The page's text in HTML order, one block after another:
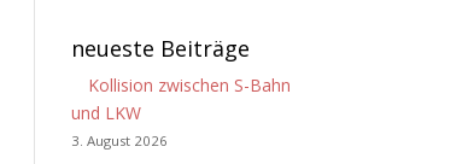
neueste Beiträge
Kollision zwischen S-Bahn
und LKW
3. August 2026